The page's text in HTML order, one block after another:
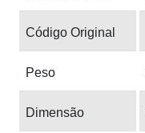
Código Original
Peso
Dimensão